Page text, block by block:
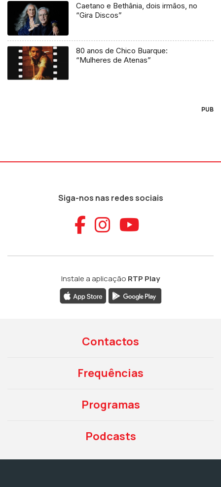
Caetano e Bethânia, dois irmãos, no
“Gira Discos”
80 anos de Chico Buarque:
“Mulheres de Atenas”
PUB
Siga-nos nas redes sociais
Aceder ao
Aceder ao
Aceder
Instale a aplicação RTP Play
Contactos
Frequências
Programas
Podcasts